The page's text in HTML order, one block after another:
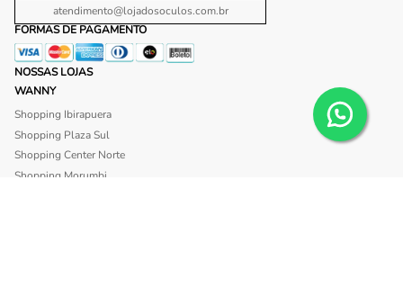
atendimento@lojadosoculos.com.br
FORMAS DE PAGAMENTO
NOSSAS LOJAS
WANNY
Shopping Ibirapuera
Shopping Plaza Sul
Shopping Center Norte
Shopping Morumbi